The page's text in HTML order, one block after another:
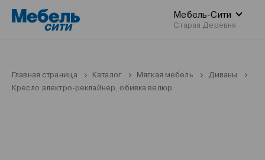
Мебель-Сити
Старая Деревня
Главная страница Каталог Мягкая мебель
Диваны
Кресло электро-реклайнер, обивка велюр